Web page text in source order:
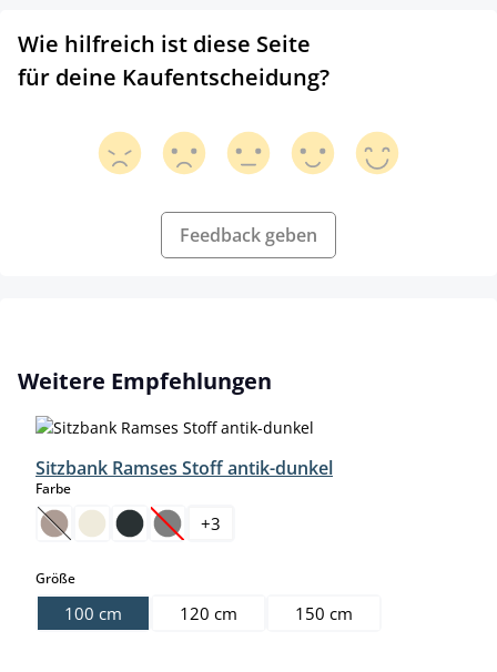
Wie hilfreich ist diese Seite
für deine Kaufentscheidung?
Feedback geben
Produktgalerie überspringen
Weitere Empfehlungen
Sitzbank Ramses Stoff antik-dunkel
Farbeauswählen
(Diese Option ist zurzeit nicht verfügbar.)
(Diese Option ist zurzeit nicht verfügbar.)
+3
Größeauswählen
100 cm 120 cm 150 cm